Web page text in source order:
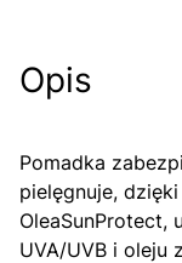
Opis
Pomadka
pielęgnuje,
OleaSunProtect,
UVA/UVB i oleju